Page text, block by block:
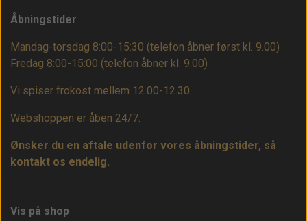
Åbningstider
Mandag-torsdag 8:00-15:30 (telefon åbner først kl. 9.00)
Fredag 8:00-15:00 (telefon åbner kl. 9.00)
Vi spiser frokost mellem 12.00-12.30.
Webshoppen er åben 24/7.
Ønsker du en aftale udenfor vores åbningstider, så
kontakt os endelig.
Vis på shop